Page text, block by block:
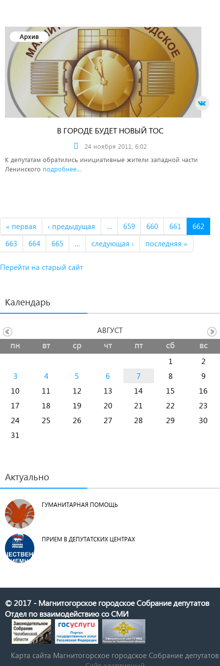
Архив
В ГОРОДЕ БУДЕТ НОВЫЙ ТОС
24 ноября 2011, 6:02
К депутатам обратились инициативные жители западной части
Ленинского подробнее...
« первая ‹ предыдущая … 659 660 661
662
663
664 665 … следующая › последняя »
Перейти на старый сайт
Календарь
пн вт ср чт пт сб вс
1
2
3
4 5 6 7 8
9
10
11 12 13 14 15
16
17
18 19 20 21 22
23
24
25 26 27 28 29
30
31
АВГУСТ
Актуально
ГУМАНИТАРНАЯ ПОМОЩЬ
ПРИЕМ В ДЕПУТАТСКИХ ЦЕНТРАХ
© 2017 - Магнитогорское городское Собрание депутатов
Отдел по взаимодействию со СМИ
Карта сайта Магнитогорское городское Cобрание депутатов